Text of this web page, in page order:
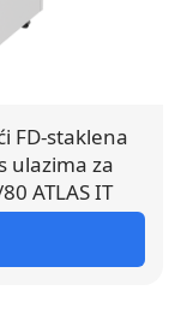
FD-staklena
ulazima za
ATLAS IT